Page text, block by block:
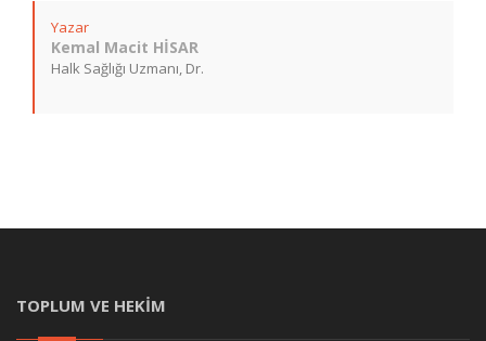
Yazar
Kemal Macit HİSAR
Halk Sağlığı Uzmanı, Dr.
TOPLUM VE HEKİM